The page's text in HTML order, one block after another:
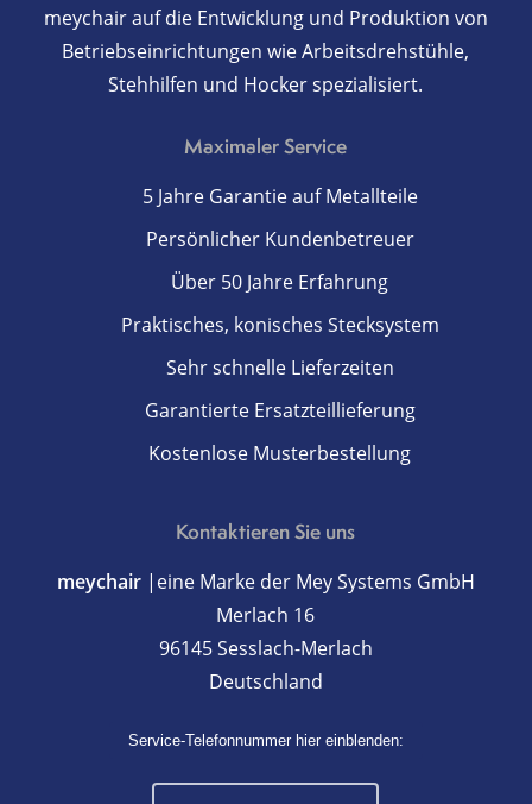
meychair auf die Entwicklung und Produktion von
Betriebseinrichtungen wie Arbeitsdrehstühle,
Stehhilfen und Hocker spezialisiert.
Maximaler Service
5 Jahre Garantie auf Metallteile
Persönlicher Kundenbetreuer
Über 50 Jahre Erfahrung
Praktisches, konisches Stecksystem
Sehr schnelle Lieferzeiten
Garantierte Ersatzteillieferung
Kostenlose Musterbestellung
Kontaktieren Sie uns
meychair|eine Marke der Mey Systems GmbH
Merlach 16
96145 Sesslach-Merlach
Deutschland
Service-Telefonnummer hier einblenden: